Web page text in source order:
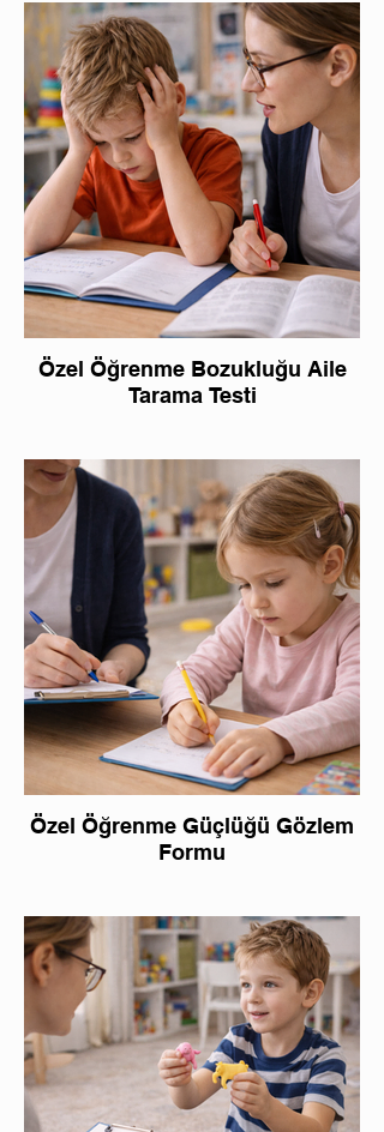
Özel Öğrenme Bozukluğu Aile
Tarama Testi
Özel Öğrenme Güçlüğü Gözlem
Formu